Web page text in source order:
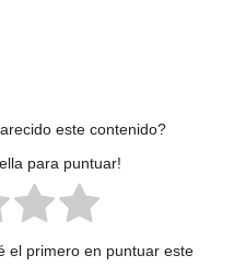
este contenido?
para puntuar!
el primero en puntuar este